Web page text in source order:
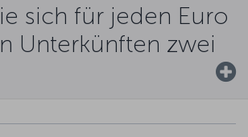
sich für jeden Euro
Unterkünften zwei